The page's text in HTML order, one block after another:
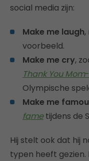
social media zijn:
Make me laugh,
voorbeeld.
Make me cry,
Thank You Mom
Olympische
Make me
fametijdens de
Hij stelt ook dat hij
typen heeft